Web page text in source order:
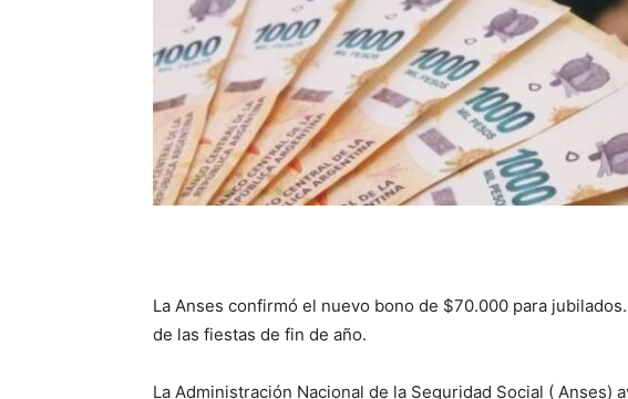
La Anses confirmó el nuevo bono de $70.000 para
de las fiestas de fin de año.
La Administración Nacional de la Seguridad Social ( Anses)